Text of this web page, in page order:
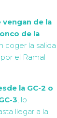
vengan de la
de la
coger la salida
el Ramal
la GC-2 o
3, lo
llegar a la